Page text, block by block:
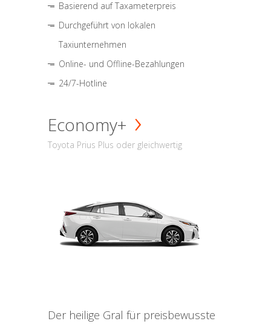
Basierend auf Taxameterpreis
Durchgeführt von lokalen
Taxiunternehmen
Online- und Offline-Bezahlungen
24/7-Hotline
Economy+
Toyota Prius Plus oder gleichwertig
Der heilige Gral für preisbewusste